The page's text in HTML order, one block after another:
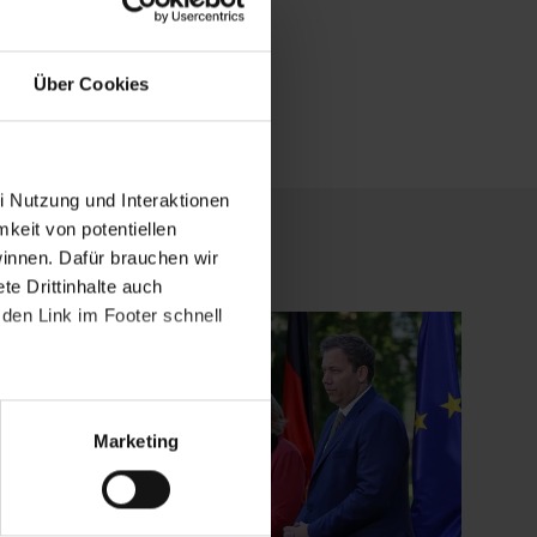
Über Cookies
Nutzung und Interaktionen
von potentiellen
Dafür brauchen wir
Drittinhalte auch
Link im Footer schnell
Marketing